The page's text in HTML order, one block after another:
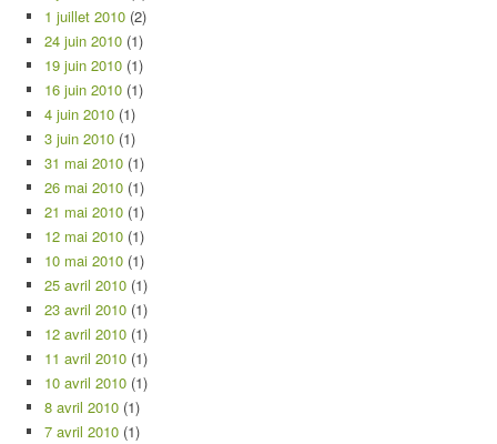
1 juillet 2010 (2)
24 juin 2010 (1)
19 juin 2010 (1)
16 juin 2010 (1)
4 juin 2010 (1)
3 juin 2010 (1)
31 mai 2010 (1)
26 mai 2010 (1)
21 mai 2010 (1)
12 mai 2010 (1)
10 mai 2010 (1)
25 avril 2010 (1)
23 avril 2010 (1)
12 avril 2010 (1)
11 avril 2010 (1)
10 avril 2010 (1)
8 avril 2010 (1)
7 avril 2010 (1)